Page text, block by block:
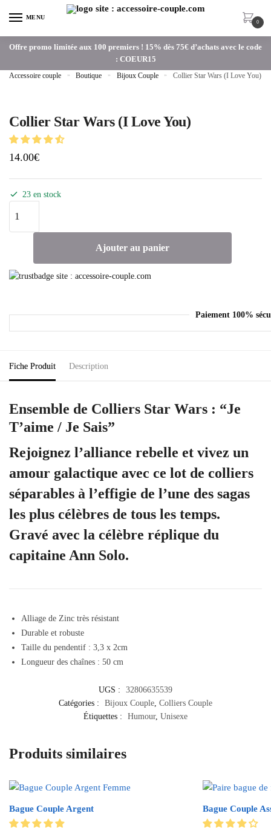
MENU
0
Offre promo limitée aux 100 premiers ! 15% dès 75€ d’achats avec le code
: COEUR15
Accessoire couple » Boutique » Bijoux Couple » Collier Star Wars (I Love You)
Collier Star Wars (I Love You)
14.00€
23 en stock
Ajouter au panier
Paiement 100%
Fiche Produit Description
Ensemble de Colliers Star Wars : “Je
T’aime / Je Sais”
Rejoignez l’alliance rebelle et vivez un
amour galactique avec ce lot de colliers
séparables à l’effigie de l’une des sagas
les plus célèbres de tous les temps.
Gravé avec la célèbre réplique du
capitaine Ann Solo.
Alliage de Zinc très résistant
Durable et robuste
Taille du pendentif : 3,3 x 2cm
Longueur des chaînes : 50 cm
UGS :
32806635539
Catégories :
Bijoux Couple, Colliers Couple
Étiquettes :
Humour, Unisexe
Produits similaires
Bague Couple Argent Bague Couple